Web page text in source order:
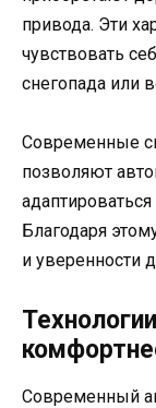
привода. Эти
чувствовать
снегопада или
Современные
позволяют
Благодаря
и уверенности
Современный